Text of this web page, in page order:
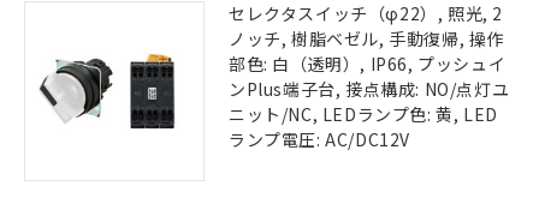
セレクタスイッチ（φ22）, 照光, 2
ノッチ, 樹脂ベゼル, 手動復帰, 操作
部色: 白（透明）, IP66, プッシュイ
ンPlus端子台, 接点構成: NO/点灯ユ
ニット/NC, LEDランプ色: 黄, LED
ランプ電圧: AC/DC12V